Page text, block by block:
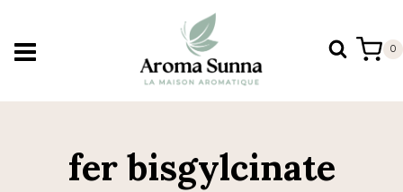
contenu
0
fer bisgylcinate